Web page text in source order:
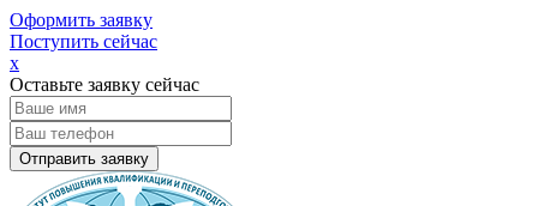
Оформить заявку
Поступить сейчас
х
Оставьте заявку сейчас